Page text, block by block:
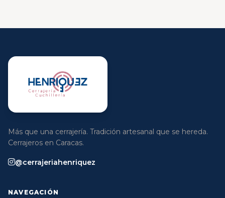
Más que una cerrajería. Tradición artesanal que se hereda.
Cerrajeros en Caracas.
@cerrajeriahenriquez
NAVEGACIÓN